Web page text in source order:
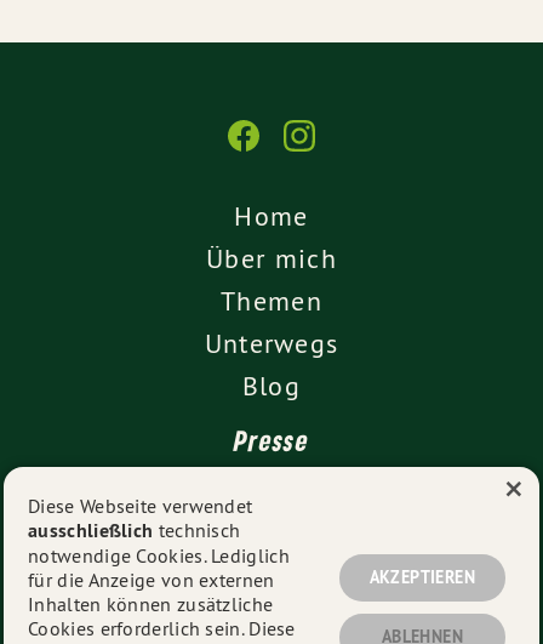
Home
Über mich
Themen
Unterwegs
Blog
Presse
Impressum
Datenschutz
Diese Webseite verwendet
ausschließlich technisch
notwendige Cookies. Lediglich
für die Anzeige von externen
Inhalten können zusätzliche
Cookies erforderlich sein. Diese
AKZEPTIEREN
ABLEHNEN
×